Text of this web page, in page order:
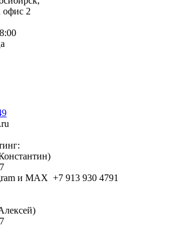
офис 2
и МАХ +7 913 930 4791